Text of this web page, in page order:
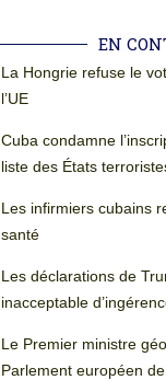
EN
La Hongrie refuse le
l’UE
Cuba condamne
liste des États
Les infirmiers cubains
santé
Les déclarations de
inacceptable
Le Premier ministre
Parlement européen